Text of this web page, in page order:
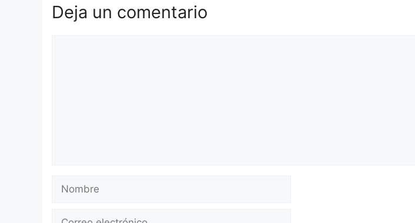
Deja un comentario